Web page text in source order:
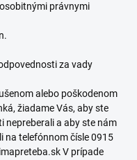
právnymi
za vady
alebo poškodenom
žiadame Vás, aby ste
nepreberali a aby ste nám
na telefónnom čísle 0915
V prípade